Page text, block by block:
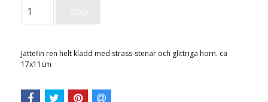
Jättefin ren helt klädd med strass-stenar och glittriga horn. ca
17x11cm